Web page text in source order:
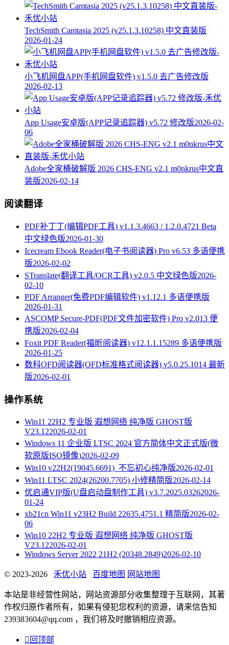
TechSmith Camtasia 2025 (v25.1.3.10258) 中文直装版
2026-01-24
小飞机网盘APP(手机网盘软件) v1.5.0 去广告修改版
2026-02-13
App Usage安卓版(APP记录追踪器) v5.72 修改版2026-02-
06
Adobe全家桶破解版 2026 CHS-ENG v2.1 m0nkrus中文直
装版2026-02-14
阅读翻译
PDF补丁丁(编辑PDF工具) v1.1.3.4663 / 1.2.0.4721 Beta
中文绿色版2026-01-30
Icecream Ebook Reader(电子书阅读器) Pro v6.53 多语便携
版2026-02-02
STranslate(翻译工具/OCR工具) v2.0.5 中文绿色版2026-
02-10
PDF Arranger(免费PDF编辑软件) v1.12.1 多语便携版
2026-01-31
ASCOMP Secure-PDF(PDF文件加密软件) Pro v2.013 便
携版2026-02-04
Foxit PDF Reader(福昕阅读器) v12.1.1.15289 多语便携版
2026-01-25
数科OFD阅读器(OFD标准格式阅读器) v5.0.25.1014 最新
版2026-02-01
操作系统
Win11 22H2 专业版 遐想网络 纯净版 GHOST版
V23.122026-02-01
Windows 11 企业版 LTSC 2024 官方简体中文正式版(微
软原版ISO镜像)2026-02-09
Win10 v22H2(19045.6691)_不忘初心纯净版2026-02-01
Win11 LTSC 2024(26200.7705) 小修精简版2026-02-14
优启通VIP版(U盘启动盘制作工具) v3.7.2025.03262026-
01-24
xb21cn Win11 v23H2 Build 22635.4751.1 精简版2026-02-
06
Win10 22H2 专业版 遐想网络 纯净版 GHOST版
V23.122026-02-01
Windows Server 2022 21H2 (20348.2849)2026-02-10
© 2023-2026 禾优小站 百度地图 网站地图
本站是非经营性网站，网站资源部分收集整理于互联网，其著
作权归原作者所有，如果有侵犯您权利的资源，请来信告知
239383604@qq.com ，我们将及时撤销相应资源。
 回顶部